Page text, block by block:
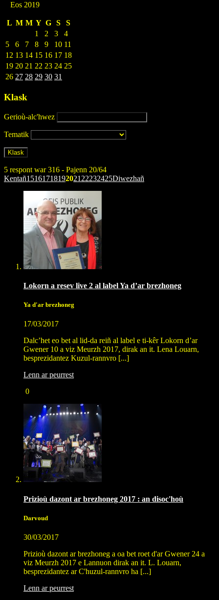
Eos 2019
L M M Y G S
S
1
2 3
4
5
6 7 8 9 10 11
12 13 14 15 16 17 18
19 20 21 22 23 24 25
26 27 28 29 30 31
Klask
Gerioù-alc'hwez
Tematik
5 respont war 316 - Pajenn 20/64
Kentañ15161718192021 22232425Diwezhañ
Lokorn a resev live 2 al label Ya d’ar brezhoneg
Ya d'ar brezhoneg
17/03/2017
Dalc’het eo bet al lid-da reiñ al label e ti-kêr Lokorn d’ar
Gwener 10 a viz Meurzh 2017, dirak an it. Lena Louarn,
besprezidantez Kuzul-rannvro [...]
Lenn ar peurrest
0
Prizioù dazont ar brezhoneg 2017 : an disoc'hoù
Darvoud
30/03/2017
Prizioù dazont ar brezhoneg a oa bet roet d'ar Gwener 24 a
viz Meurzh 2017 e Lannuon dirak an it. L. Louarn,
besprezidantez ar C'huzul-rannvro ha [...]
Lenn ar peurrest